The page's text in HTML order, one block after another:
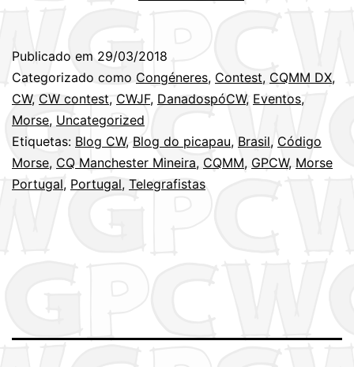
DX
Contest
(Brasil)
Publicado em 29/03/2018
Categorizado como Congéneres, Contest, CQMM DX,
CW, CW contest, CWJF, DanadospóCW, Eventos,
Morse, Uncategorized
Etiquetas: Blog CW, Blog do picapau, Brasil, Código
Morse, CQ Manchester Mineira, CQMM, GPCW, Morse
Portugal, Portugal, Telegrafistas